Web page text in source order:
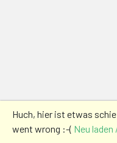
Huch, hier ist etwas
went wrong :-( Neu laden